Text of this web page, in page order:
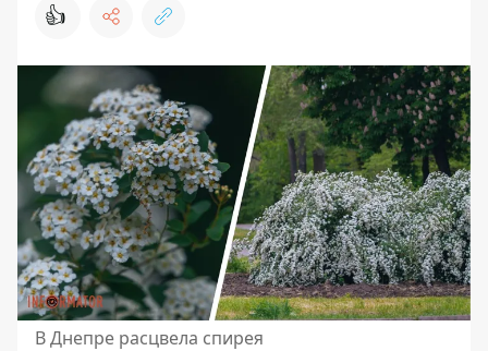
👍
В Днепре расцвела спирея